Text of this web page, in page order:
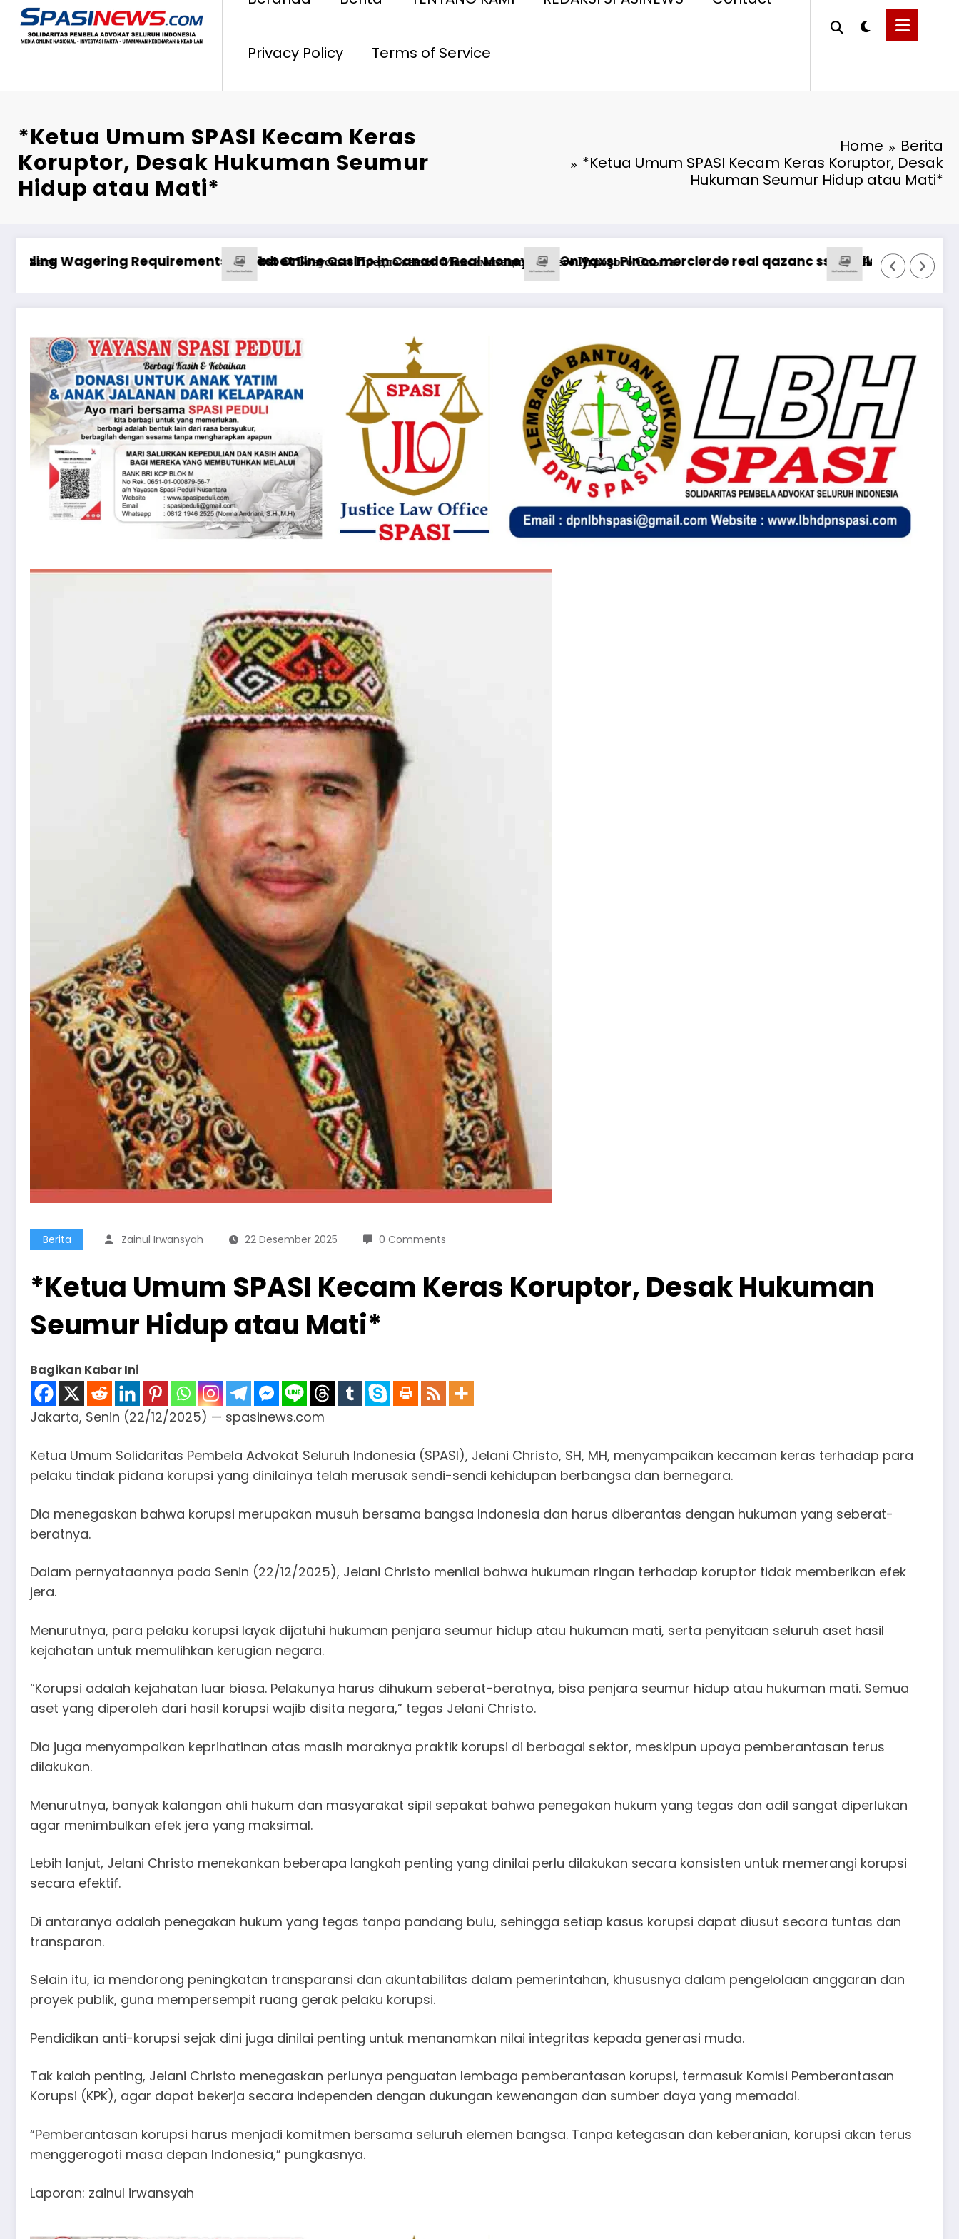
Privacy Policy Terms of Service
*Ketua Umum SPASI Kecam Keras
Koruptor, Desak Hukuman Seumur
Hidup atau Mati*
Home
Berita
*Ketua Umum SPASI Kecam Keras Koruptor, Desak
Hukuman Seumur Hidup atau Mati*
Опытаmərclərdə real qazanc ssenariləri ilə uğur qazanma yolları
Анализ Пин Ап: отзывы о выводе средств на платформе казиноPinco Online Casino: Oyunçuların Müştəri Xidmətlərindən
*Pastikan
Berita Zainul Irwansyah 22 Desember 2025 0 Comments
*Ketua Umum SPASI Kecam Keras Koruptor, Desak Hukuman
Seumur Hidup atau Mati*
Bagikan Kabar Ini
Jakarta, Senin (22/12/2025) — spasinews.com
Ketua Umum Solidaritas Pembela Advokat Seluruh Indonesia (SPASI), Jelani Christo, SH, MH, menyampaikan kecaman keras terhadap para
pelaku tindak pidana korupsi yang dinilainya telah merusak sendi-sendi kehidupan berbangsa dan bernegara.
Dia menegaskan bahwa korupsi merupakan musuh bersama bangsa Indonesia dan harus diberantas dengan hukuman yang seberat-
beratnya.
Dalam pernyataannya pada Senin (22/12/2025), Jelani Christo menilai bahwa hukuman ringan terhadap koruptor tidak memberikan efek
jera.
Menurutnya, para pelaku korupsi layak dijatuhi hukuman penjara seumur hidup atau hukuman mati, serta penyitaan seluruh aset hasil
kejahatan untuk memulihkan kerugian negara.
“Korupsi adalah kejahatan luar biasa. Pelakunya harus dihukum seberat-beratnya, bisa penjara seumur hidup atau hukuman mati. Semua
aset yang diperoleh dari hasil korupsi wajib disita negara,” tegas Jelani Christo.
Dia juga menyampaikan keprihatinan atas masih maraknya praktik korupsi di berbagai sektor, meskipun upaya pemberantasan terus
dilakukan.
Menurutnya, banyak kalangan ahli hukum dan masyarakat sipil sepakat bahwa penegakan hukum yang tegas dan adil sangat diperlukan
agar menimbulkan efek jera yang maksimal.
Lebih lanjut, Jelani Christo menekankan beberapa langkah penting yang dinilai perlu dilakukan secara konsisten untuk memerangi korupsi
secara efektif.
Di antaranya adalah penegakan hukum yang tegas tanpa pandang bulu, sehingga setiap kasus korupsi dapat diusut secara tuntas dan
transparan.
Selain itu, ia mendorong peningkatan transparansi dan akuntabilitas dalam pemerintahan, khususnya dalam pengelolaan anggaran dan
proyek publik, guna mempersempit ruang gerak pelaku korupsi.
Pendidikan anti-korupsi sejak dini juga dinilai penting untuk menanamkan nilai integritas kepada generasi muda.
Tak kalah penting, Jelani Christo menegaskan perlunya penguatan lembaga pemberantasan korupsi, termasuk Komisi Pemberantasan
Korupsi (KPK), agar dapat bekerja secara independen dengan dukungan kewenangan dan sumber daya yang memadai.
“Pemberantasan korupsi harus menjadi komitmen bersama seluruh elemen bangsa. Tanpa ketegasan dan keberanian, korupsi akan terus
menggerogoti masa depan Indonesia,” pungkasnya.
Laporan: zainul irwansyah